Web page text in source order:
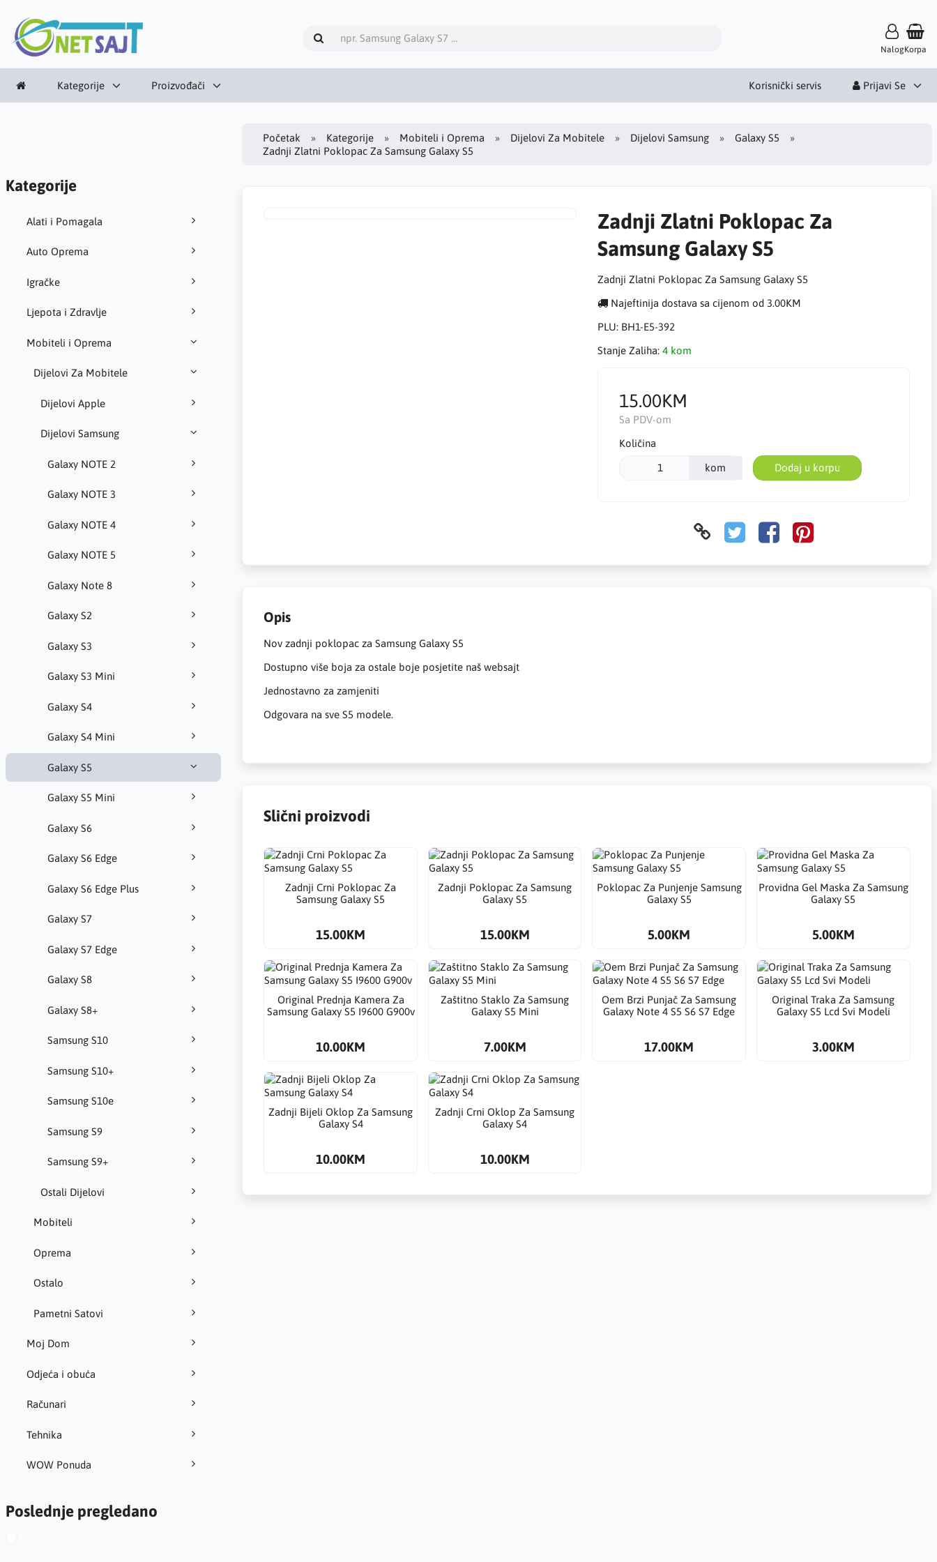
NalogKorpa
Kategorije Proizvođači Korisnički servis Prijavi Se
Kategorije
Alati i Pomagala
Auto Oprema
Igračke
Ljepota i Zdravlje
Mobiteli i Oprema
Dijelovi Za Mobitele
Dijelovi Apple
Dijelovi Samsung
Galaxy NOTE 2
Galaxy NOTE 3
Galaxy NOTE 4
Galaxy NOTE 5
Galaxy Note 8
Galaxy S2
Galaxy S3
Galaxy S3 Mini
Galaxy S4
Galaxy S4 Mini
Galaxy S5
Galaxy S5 Mini
Galaxy S6
Galaxy S6 Edge
Galaxy S6 Edge Plus
Galaxy S7
Galaxy S7 Edge
Galaxy S8
Galaxy S8+
Samsung S10
Samsung S10+
Samsung S10e
Samsung S9
Samsung S9+
Ostali Dijelovi
Mobiteli
Oprema
Ostalo
Pametni Satovi
Moj Dom
Odjeća i obuća
Računari
Tehnika
WOW Ponuda
Poslednje pregledano
Početak Kategorije Mobiteli i Oprema Dijelovi Za Mobitele Dijelovi Samsung
Galaxy S5
Zadnji Zlatni Poklopac Za Samsung Galaxy S5
Zadnji Zlatni Poklopac Za
Samsung Galaxy S5
Zadnji Zlatni Poklopac Za Samsung Galaxy S5
Najeftinija dostava sa cijenom od 3.00KM
PLU: BH1-E5-392
Stanje Zaliha: 4 kom
15.00KM
Sa PDV-om
Količina
kom Dodaj u korpu
Opis
Nov zadnji poklopac za Samsung Galaxy S5
Dostupno više boja za ostale boje posjetite naš websajt
Jednostavno za zamjeniti
Odgovara na sve S5 modele.
Slični proizvodi
Zadnji Crni Poklopac Za
Samsung Galaxy S5
15.00KM
Zadnji Poklopac Za Samsung
Galaxy S5
15.00KM
Poklopac Za Punjenje Samsung
Galaxy S5
5.00KM
Providna Gel Maska Za Samsung
Galaxy S5
5.00KM
Original Prednja Kamera Za
Samsung Galaxy S5 I9600 G900v
10.00KM
Zaštitno Staklo Za Samsung
Galaxy S5 Mini
7.00KM
Oem Brzi Punjač Za Samsung
Galaxy Note 4 S5 S6 S7 Edge
17.00KM
Original Traka Za Samsung
Galaxy S5 Lcd Svi Modeli
3.00KM
Zadnji Bijeli Oklop Za Samsung
Galaxy S4
10.00KM
Zadnji Crni Oklop Za Samsung
Galaxy S4
10.00KM